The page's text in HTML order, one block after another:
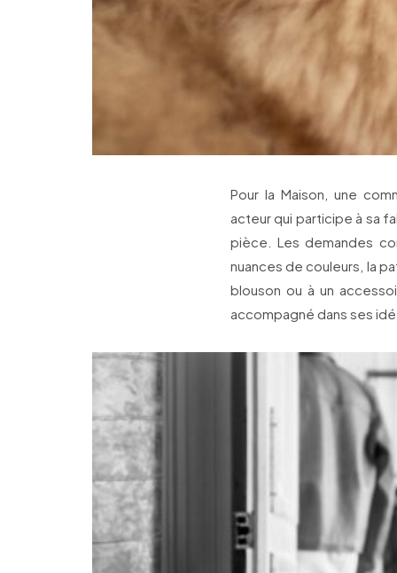
Pour la Maison, une
acteur qui participe à sa
pièce. Les demandes
nuances de couleurs, la
blouson ou à un
accompagné dans ses